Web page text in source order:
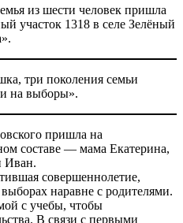
из шести человек пришла
участок 1318 в селе Зелёный
три поколения семьи
на выборы».
пришла на
составе — мама Екатерина,
Иван.
совершеннолетие,
наравне с родителями.
с учебы, чтобы
В связи с первыми